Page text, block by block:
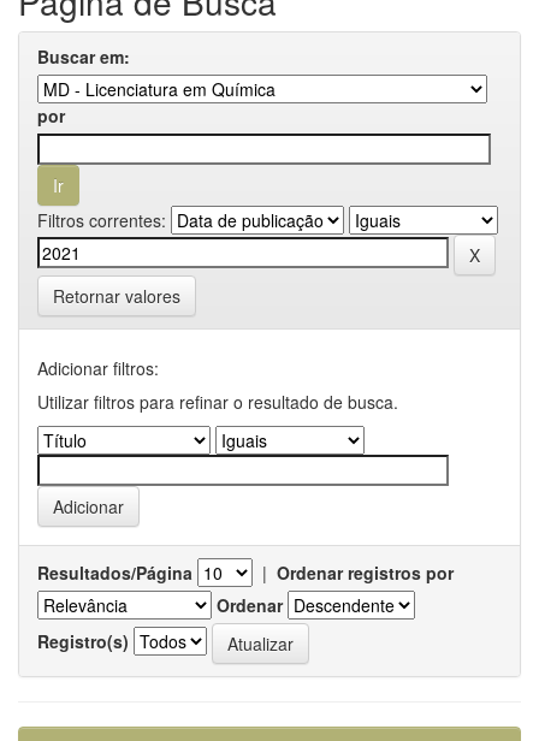
Buscar em:
por
Filtros correntes:
Retornar valores
Adicionar filtros:
Utilizar filtros para refinar o resultado de busca.
Resultados/Página | Ordenar registros por
Ordenar
Registro(s)